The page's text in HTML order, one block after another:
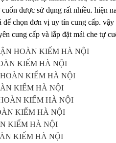
được sử dụng rất nhiều. hiện
chọn đơn vị uy tín cung cấp.
cung cấp và lắp đặt mái che tự
HOÀN KIẾM HÀ NỘI
KIẾM HÀ NỘI
HOÀN KIẾM HÀ NỘI
KIẾM HÀ NỘI
HOÀN KIẾM HÀ NỘI
KIẾM HÀ NỘI
KIẾM HÀ NỘI
KIẾM HÀ NỘI